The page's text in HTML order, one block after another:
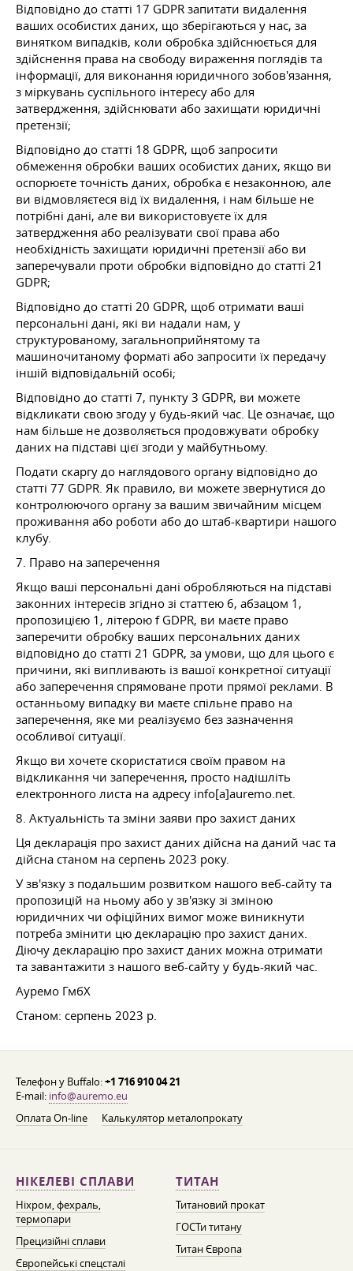
Відповідно до статті 17 GDPR запитати видалення
ваших особистих даних, що зберігаються у нас, за
винятком випадків, коли обробка здійснюється для
здійснення права на свободу вираження поглядів та
інформації, для виконання юридичного зобов'язання,
з міркувань суспільного інтересу або для
затвердження, здійснювати або захищати юридичні
претензії;
Відповідно до статті 18 GDPR, щоб запросити
обмеження обробки ваших особистих даних, якщо ви
оспорюєте точність даних, обробка є незаконною, але
ви відмовляєтеся від їх видалення, і нам більше не
потрібні дані, але ви використовуєте їх для
затвердження або реалізувати свої права або
необхідність захищати юридичні претензії або ви
заперечували проти обробки відповідно до статті 21
GDPR;
Відповідно до статті 20 GDPR, щоб отримати ваші
персональні дані, які ви надали нам, у
структурованому, загальноприйнятому та
машиночитаному форматі або запросити їх передачу
іншій відповідальній особі;
Відповідно до статті 7, пункту 3 GDPR, ви можете
відкликати свою згоду у будь-який час. Це означає, що
нам більше не дозволяється продовжувати обробку
даних на підставі цієї згоди у майбутньому.
Подати скаргу до наглядового органу відповідно до
статті 77 GDPR. Як правило, ви можете звернутися до
контролюючого органу за вашим звичайним місцем
проживання або роботи або до штаб-квартири нашого
клубу.
7. Право на заперечення
Якщо ваші персональні дані обробляються на підставі
законних інтересів згідно зі статтею 6, абзацом 1,
пропозицією 1, літерою f GDPR, ви маєте право
заперечити обробку ваших персональних даних
відповідно до статті 21 GDPR, за умови, що для цього є
причини, які випливають із вашої конкретної ситуації
або заперечення спрямоване проти прямої реклами. В
останньому випадку ви маєте спільне право на
заперечення, яке ми реалізуємо без зазначення
особливої ситуації.
Якщо ви хочете скористатися своїм правом на
відкликання чи заперечення, просто надішліть
електронного листа на адресу info[a]auremo.net.
8. Актуальність та зміни заяви про захист даних
Ця декларація про захист даних дійсна на даний час та
дійсна станом на серпень 2023 року.
У зв'язку з подальшим розвитком нашого веб-сайту та
пропозицій на ньому або у зв'язку зі зміною
юридичних чи офіційних вимог може виникнути
потреба змінити цю декларацію про захист даних.
Діючу декларацію про захист даних можна отримати
та завантажити з нашого веб-сайту у будь-який час.
Ауремо ГмбХ
Станом: серпень 2023 р.
Телефон у Buffalo:+1 716 910 04 21
E-mail: info@auremo.eu
Оплата On-line
Калькулятор металопрокату
НІКЕЛЕВІ СПЛАВИ
Ніхром, фехраль,
термопари
Прецизійні сплави
Європейські спецсталі
ТИТАН
Титановий прокат
ГОСТи титану
Титан Європа